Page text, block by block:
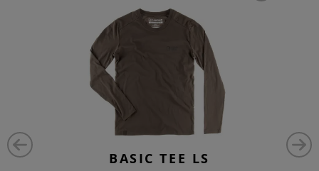
BASIC TEE LS